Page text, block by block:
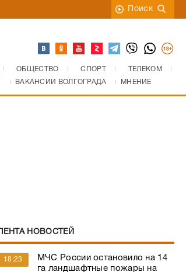
Поиск
ОБЩЕСТВО СПОРТ
ТЕЛЕКОМ
ВАКАНСИИ ВОЛГОГРАДА МНЕНИЕ
17:24
«Ротор‑М» добывает ничью в
дебютном матче Олега Стогова